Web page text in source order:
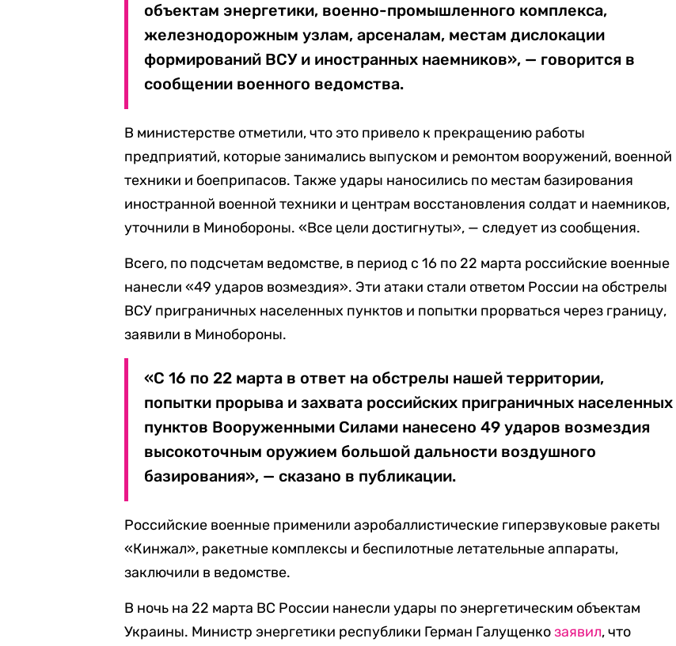
объектам энергетики, военно-промышленного комплекса,
железнодорожным узлам, арсеналам, местам дислокации
формирований ВСУ и иностранных наемников», — говорится в
сообщении военного ведомства.
В министерстве отметили, что это привело к прекращению работы
предприятий, которые занимались выпуском и ремонтом вооружений, военной
техники и боеприпасов. Также удары наносились по местам базирования
иностранной военной техники и центрам восстановления солдат и наемников,
уточнили в Минобороны. «Все цели достигнуты», — следует из сообщения.
Всего, по подсчетам ведомстве, в период с 16 по 22 марта российские военные
нанесли «49 ударов возмездия». Эти атаки стали ответом России на обстрелы
ВСУ приграничных населенных пунктов и попытки прорваться через границу,
заявили в Минобороны.
«С 16 по 22 марта в ответ на обстрелы нашей территории,
попытки прорыва и захвата российских приграничных населенных
пунктов Вооруженными Силами нанесено 49 ударов возмездия
высокоточным оружием большой дальности воздушного
базирования», — сказано в публикации.
Российские военные применили аэробаллистические гиперзвуковые ракеты
«Кинжал», ракетные комплексы и беспилотные летательные аппараты,
заключили в ведомстве.
В ночь на 22 марта ВС России нанесли удары по энергетическим объектам
Украины. Министр энергетики республики Герман Галущенкозаявил, что